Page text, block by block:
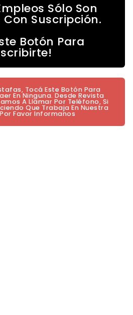
Sólo Son
Con Suscripción.
Botón Para
Tocá Este Botón Para
En Ninguna. Desde Revista
A Llamar Por Teléfono, Si
Que Trabaja En Nuestra
Favor Informanos